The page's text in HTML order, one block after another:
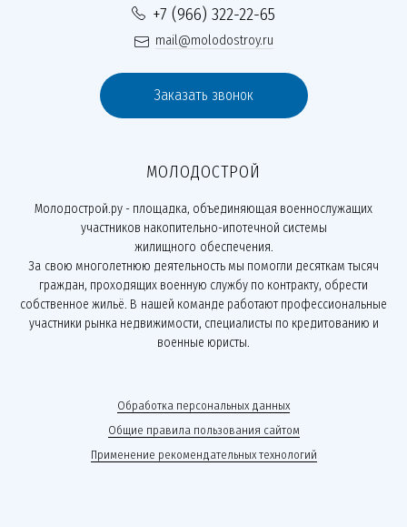
+7 (966) 322-22-65
mail@molodostroy.ru
Заказать звонок
МОЛОДОСТРОЙ
Молодострой.ру - площадка, объединяющая военнослужащих
участников накопительно-ипотечной системы
жилищного обеспечения.
За свою многолетнюю деятельность мы помогли десяткам тысяч
граждан, проходящих военную службу по контракту, обрести
собственное жильё. В нашей команде работают профессиональные
участники рынка недвижимости, специалисты по кредитованию и
военные юристы.
Обработка персональных данных
Общие правила пользования сайтом
Применение рекомендательных технологий